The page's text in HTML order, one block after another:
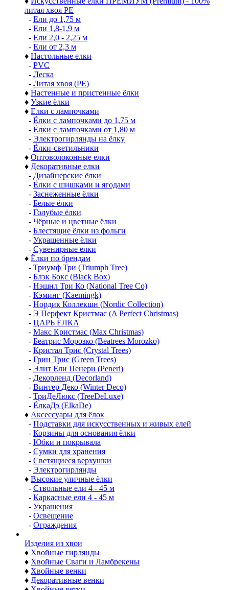
-Елки 1,8 - 1,9 м
- Елки 2,0 - 2,25 м
- Елки 2,3 - 2,6 м
- Елки 2,7 - 3,0 м
- Высокие ели от 3,5 - 8 м
♦ Искусственные ёлки ПРЕМИУМ (Premium) - 100%
литая хвоя РЕ
- Ели до 1,75 м
- Ели 1,8-1,9 м
-Ели 2,0 - 2,25 м
-Ели от 2,3 м
♦ Настольные елки
- PVC
- Леска
- Литая хвоя (РЕ)
♦Настенные и пристенные ёлки
♦ Узкие ёлки
♦ Елки с лампочками
- Ёлки с лампочками до 1,75 м
- Ёлки с лампочками от 1,80 м
- Электрогирлянды на ёлку
- Ёлки-светильники
♦Оптоволоконные елки
♦Декоративные елки
- Дизайнерские ёлки
- Ёлки с шишками и ягодами
- Заснеженные ёлки
-Белые ёлки
- Голубые ёлки
- Чёрные и цветные ёлки
- Блестящие ёлки из фольги
- Украшенные ёлки
- Сувенирные елки
♦Ёлки по брендам
- Триумф Три (Triumph Tree)
- Блэк Бокс (Black Box)
- Нэшнл Три Ко (National Tree Co)
- Кэминг (Kaemingk)
- Нордик Коллекшн (Nordic Collection)
- Э Перфект Кристмас (A Perfect Christmas)
- ЦАРЬ ЁЛКА
- Макс Кристмас (Max Christmas)
- Беатрис Морозко (Beatrees Morozko)
- Кристал Трис (Crystal Trees)
-Грин Трис (Green Trees)
- Элит Ели Пенери (Peneri)
- Декорленд (Decorland)
- Винтер Деко (Winter Deco)
- ТриДеЛюкс (TreeDeLuxe)
- ЁлкаДэ (ElkaDe)
♦Аксессуары для ёлок
-Подставки для искусственных и живых елей
- Корзины для основания ёлки
- Юбки и покрывала
- Сумки для хранения
- Светящиеся верхушки
- Электрогирлянды
-Ствольные ели 4 - 45 м
-Каркасные ели 4 - 45 м
-Украшения
-Освещение
-Ограждения